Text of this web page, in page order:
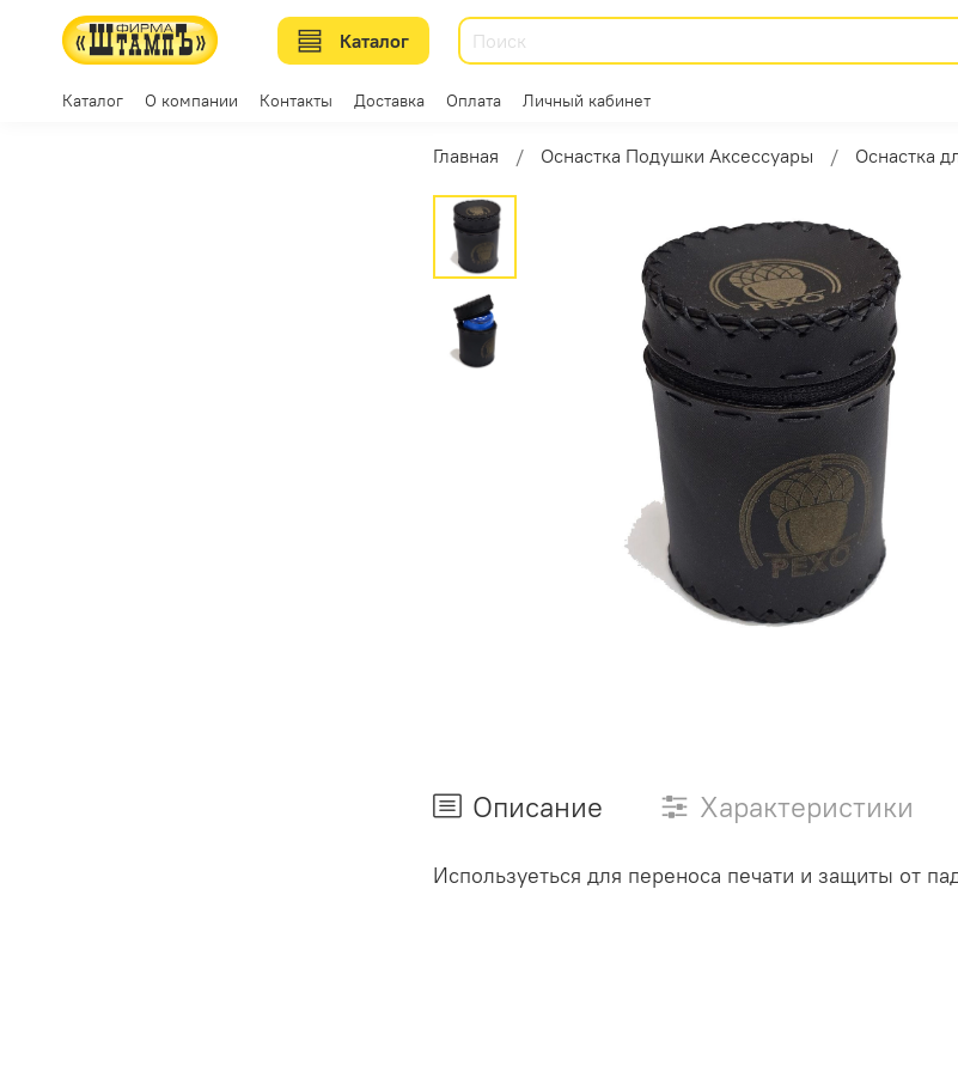
Каталог
Каталог О компании Контакты Доставка Оплата Личный кабинет
Главная Оснастка Подушки Аксессуары Оснастка
Описание Характеристики
Используеться для переноса печати и защиты от